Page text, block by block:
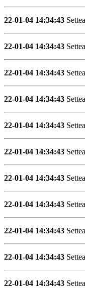
22-01-04 14:34:43
22-01-04 14:34:43
22-01-04 14:34:43
22-01-04 14:34:43
22-01-04 14:34:43
22-01-04 14:34:43
22-01-04 14:34:43
22-01-04 14:34:43
22-01-04 14:34:43
22-01-04 14:34:43
22-01-04 14:34:43